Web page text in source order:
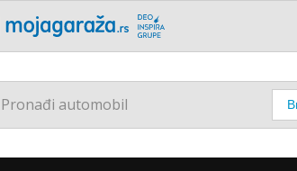
Pronađi automobil